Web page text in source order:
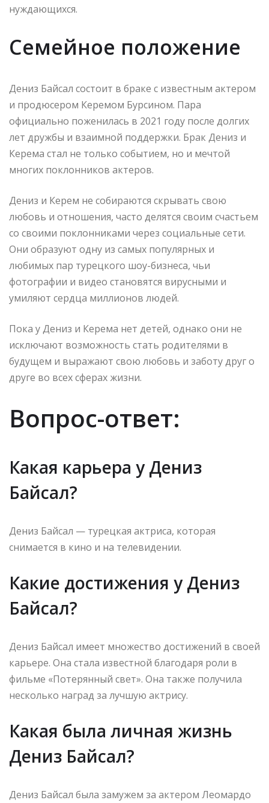
нуждающихся.
Семейное положение
Дениз Байсал состоит в браке с известным актером
и продюсером Керемом Бурсином. Пара
официально поженилась в 2021 году после долгих
лет дружбы и взаимной поддержки. Брак Дениз и
Керема стал не только событием, но и мечтой
многих поклонников актеров.
Дениз и Керем не собираются скрывать свою
любовь и отношения, часто делятся своим счастьем
со своими поклонниками через социальные сети.
Они образуют одну из самых популярных и
любимых пар турецкого шоу-бизнеса, чьи
фотографии и видео становятся вирусными и
умиляют сердца миллионов людей.
Пока у Дениз и Керема нет детей, однако они не
исключают возможность стать родителями в
будущем и выражают свою любовь и заботу друг о
друге во всех сферах жизни.
Вопрос-ответ:
Какая карьера у Дениз
Байсал?
Дениз Байсал — турецкая актриса, которая
снимается в кино и на телевидении.
Какие достижения у Дениз
Байсал?
Дениз Байсал имеет множество достижений в своей
карьере. Она стала известной благодаря роли в
фильме «Потерянный свет». Она также получила
несколько наград за лучшую актрису.
Какая была личная жизнь
Дениз Байсал?
Дениз Байсал была замужем за актером Леомардо